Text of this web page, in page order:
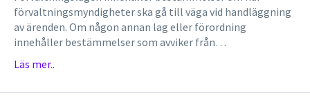
förvaltnings­myndigheter ska gå till väga vid handläggning
av ärenden. Om någon annan lag eller förordning
innehåller bestämmelser som avviker från
förvaltningslagen, så gäller de bestämmelserna. Lagen
innehåller också regler om överklagande samt anger
Läs mer..